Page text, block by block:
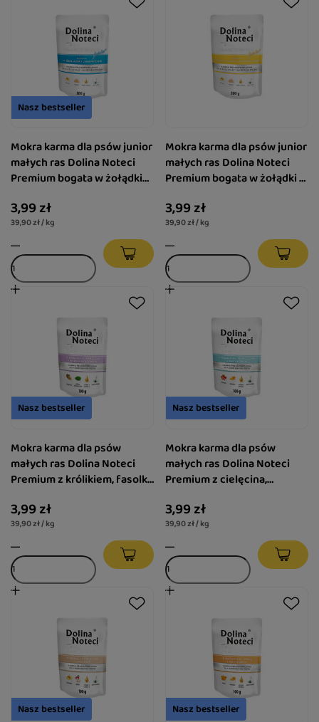
Nasz bestseller
Mokra karma dla psów junior
małych ras Dolina Noteci
Premium bogata w żołądki
3,99 zł
39,90 zł / kg
Mokra karma dla psów junior
małych ras Dolina Noteci
Premium bogata w żołądki z
saszetka 100 g
3,99 zł
39,90 zł / kg
Nasz bestseller
Mokra karma dla psów
małych ras Dolina Noteci
Premium z królikiem, fasolką
3,99 zł
39,90 zł / kg
Nasz bestseller
Mokra karma dla psów
małych ras Dolina Noteci
Premium z cielęcina,
saszetka 100 g
3,99 zł
39,90 zł / kg
Nasz bestseller Nasz bestseller